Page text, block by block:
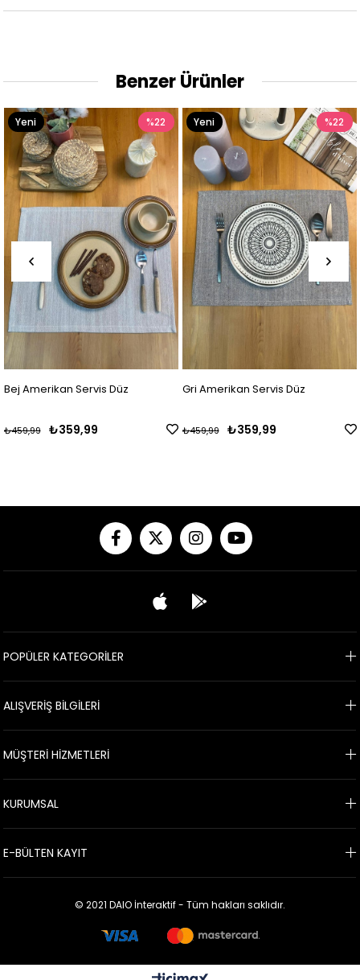
Benzer Ürünler
%22
Gri Amerikan Servis Düz
₺359,99
₺459,99
%22
Yeni
Ürün
Mavi Amerikan Servis Düz
₺359,99
₺459,99
Yeni
Ürün
POPÜLER KATEGORİLER
ALIŞVERİŞ BİLGİLERİ
MÜŞTERİ HİZMETLERİ
KURUMSAL
E-BÜLTEN KAYIT
© 2021 DAIO İnteraktif - Tüm hakları saklıdır.